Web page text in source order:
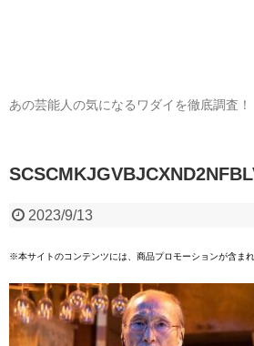
あの芸能人の気になるワダイを徹底調査！
2023/9/13
※本サイトのコンテンツには、商品プロモーションが含まれ